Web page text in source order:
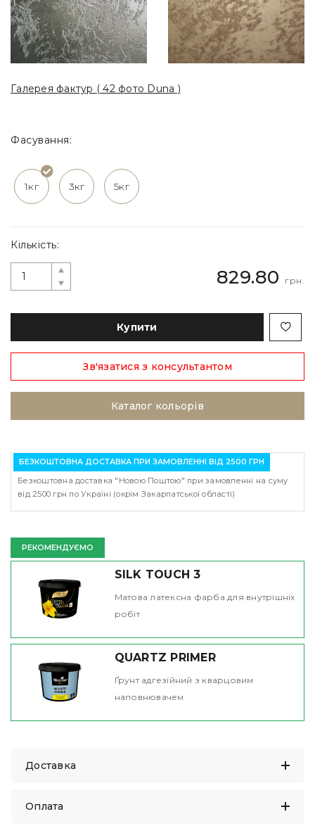
Галерея фактур ( 42 фото Duna )
Фасування:
1кг 3кг 5кг
Кількість:
829.80 грн.
Купити
Зв'язатися з консультантом
Каталог кольорів
БЕЗКОШТОВНА ДОСТАВКА ПРИ ЗАМОВЛЕННІ ВІД 2500 ГРН
Безкоштовна доставка "Новою Поштою" при замовленні на суму
від 2500 грн по Україні (окрім Закарпатської області)
РЕКОМЕНДУЄМО
SILK TOUCH 3
Матова латексна фарба для внутрішніх
робіт
QUARTZ PRIMER
Ґрунт адгезійний з кварцовим
наповнювачем
Доставка
Оплата